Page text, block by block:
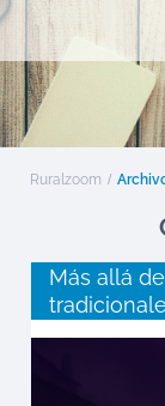
Ruralzoom
Más allá